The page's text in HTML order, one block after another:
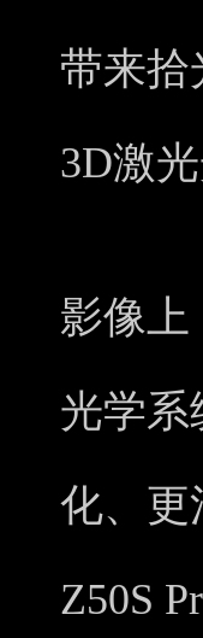
带来拾
3D激
影像上
光学系
化、更
Z50S